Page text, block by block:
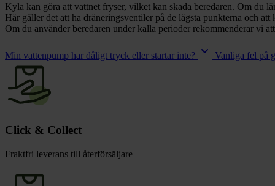
Kyla kan göra att vattnet fryser, vilket kan skada beredaren. Om du
Här gäller det att ha dräneringsventiler på de lägsta punkterna och
Om du använder beredaren under kalla perioder rekommenderar vi
Min vattenpump har dåligt tryck eller startar inte? keyboard_arrow_down Vanliga fel på
Click & Collect
Fraktfri leverans till återförsäljare